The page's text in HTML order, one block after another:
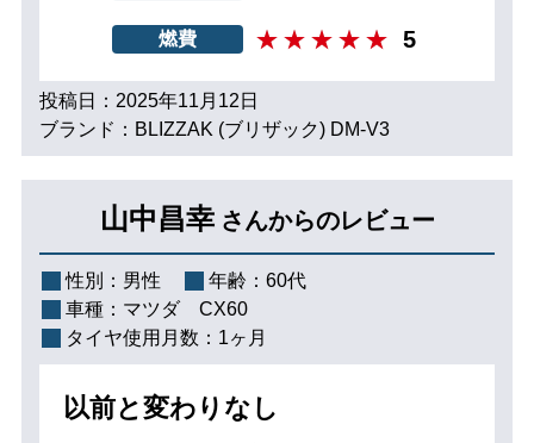
燃費 5
投稿日：2025年11月12日
ブランド：BLIZZAK (ブリザック) DM-V3
山中昌幸 さんからのレビュー
性別： 男性 年齢： 60代
車種： マツダ CX60
タイヤ使用月数： 1ヶ月
以前と変わりなし